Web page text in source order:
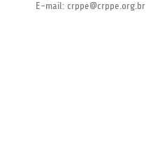
E-mail: crppe@crppe.org.br